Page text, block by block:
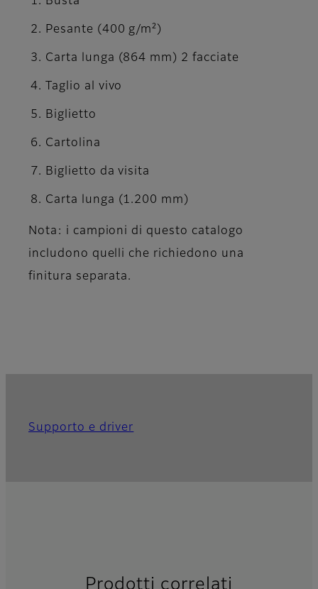
Pesante (400 g/m²)
Carta lunga (864 mm) 2 facciate
Taglio al vivo
Biglietto
Cartolina
Biglietto da visita
Carta lunga (1.200 mm)
Nota: i campioni di questo catalogo
includono quelli che richiedono una
finitura separata.
Supporto e driver
Prodotti correlati